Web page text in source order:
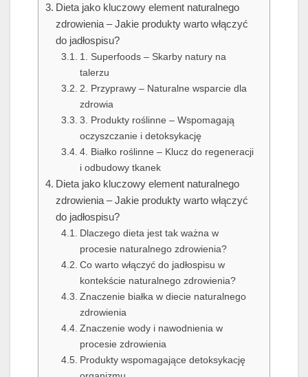
Dieta jako kluczowy element naturalnego
zdrowienia – Jakie produkty warto włączyć
do jadłospisu?
1. Superfoods – Skarby natury na
talerzu
2. Przyprawy – Naturalne wsparcie dla
zdrowia
3. Produkty roślinne – Wspomagają
oczyszczanie i detoksykację
4. Białko roślinne – Klucz do regeneracji
i odbudowy tkanek
Dieta jako kluczowy element naturalnego
zdrowienia – Jakie produkty warto włączyć
do jadłospisu?
Dlaczego dieta jest tak ważna w
procesie naturalnego zdrowienia?
Co warto włączyć do jadłospisu w
kontekście naturalnego zdrowienia?
Znaczenie białka w diecie naturalnego
zdrowienia
Znaczenie wody i nawodnienia w
procesie zdrowienia
Produkty wspomagające detoksykację